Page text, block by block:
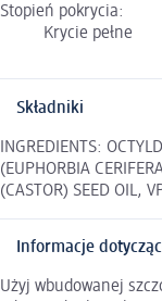
Stopień pokrycia:
Krycie pełne
Składniki
INGREDIENTS:
(EUPHORBIA
(CASTOR) SEED OIL,
Informacje
Użyj wbudowanej